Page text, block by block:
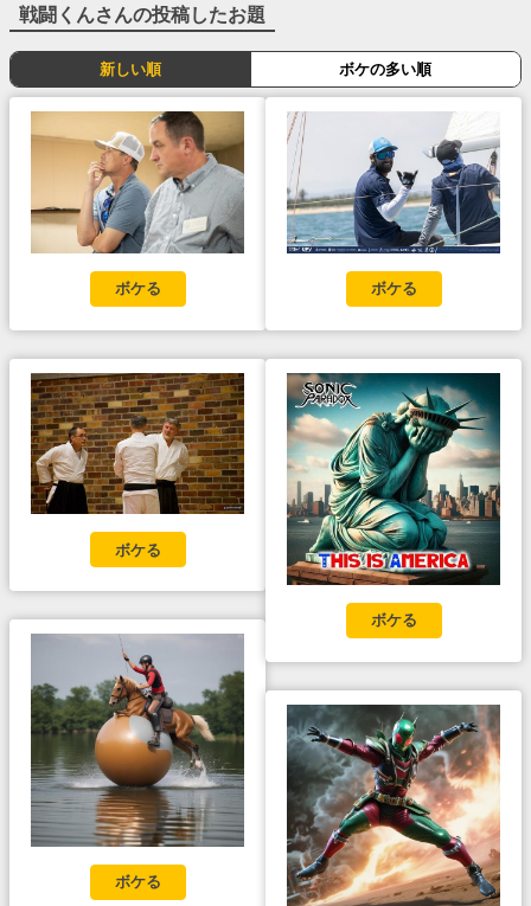
戦闘くんさんの投稿したお題
新しい順 ボケの多い順
ボケる
ボケる
ボケる
ボケる
ボケる